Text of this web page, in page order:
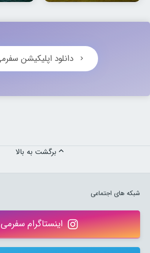
دانلود اپلیکیشن
شبکه های اجتماعی
اینستاگرام سفرمی